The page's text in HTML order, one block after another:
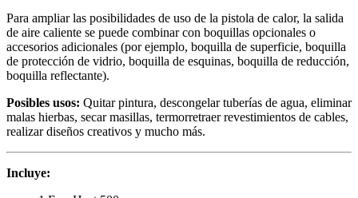
Para ampliar las posibilidades de uso de la pistola de calor, la salida
de aire caliente se puede combinar con boquillas opcionales o
accesorios adicionales (por ejemplo, boquilla de superficie, boquilla
de protección de vidrio, boquilla de esquinas, boquilla de reducción,
boquilla reflectante).
Posibles usos: Quitar pintura, descongelar tuberías de agua, eliminar
malas hierbas, secar masillas, termorretraer revestimientos de cables,
realizar diseños creativos y mucho más.
Incluye: